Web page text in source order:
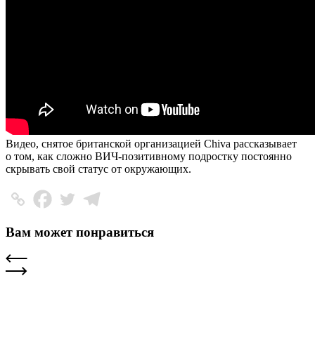
Видео, снятое британской организацией Chiva рассказывает
о том, как сложно ВИЧ-позитивному подростку постоянно
скрывать свой статус от окружающих.
Вам может понравиться